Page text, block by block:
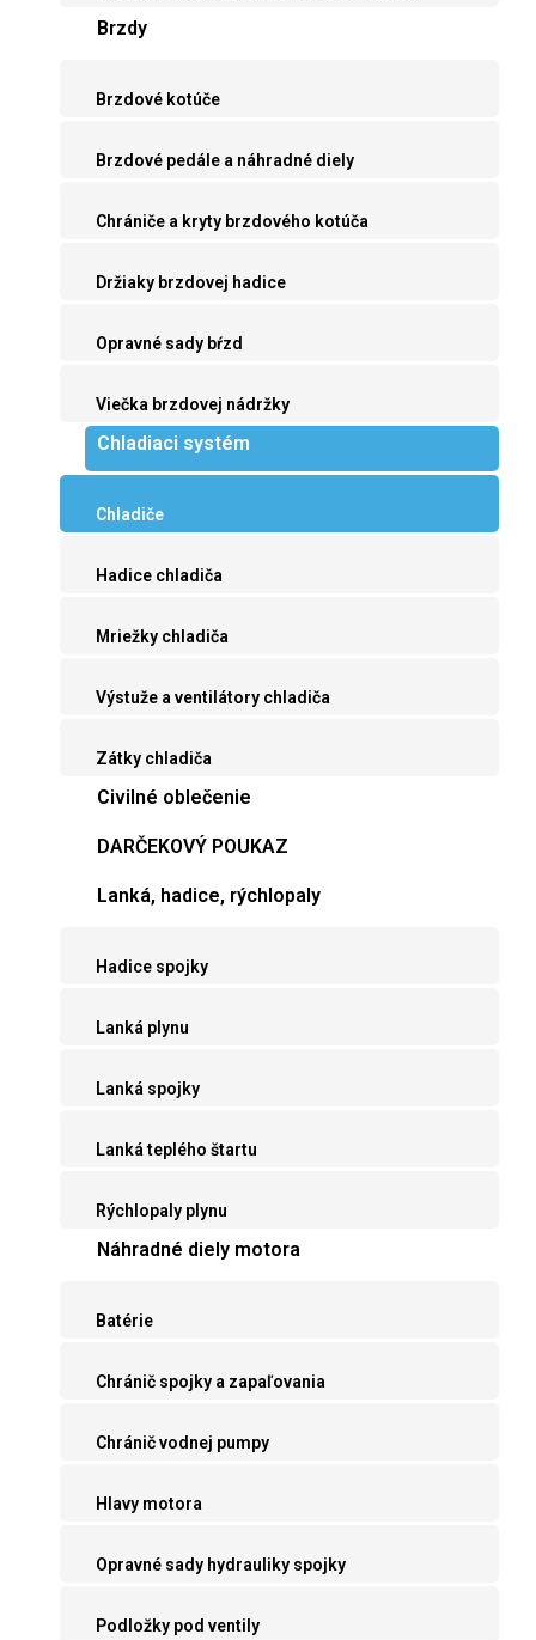
Brzdy
Brzdové kotúče
Brzdové pedále a náhradné diely
Chrániče a kryty brzdového kotúča
Držiaky brzdovej hadice
Opravné sady bŕzd
Viečka brzdovej nádržky
Chladiaci systém
Chladiče
Hadice chladiča
Mriežky chladiča
Výstuže a ventilátory chladiča
Zátky chladiča
Civilné oblečenie
DARČEKOVÝ POUKAZ
Lanká, hadice, rýchlopaly
Hadice spojky
Lanká plynu
Lanká spojky
Lanká teplého štartu
Rýchlopaly plynu
Náhradné diely motora
Batérie
Chránič spojky a zapaľovania
Chránič vodnej pumpy
Hlavy motora
Opravné sady hydrauliky spojky
Podložky pod ventily